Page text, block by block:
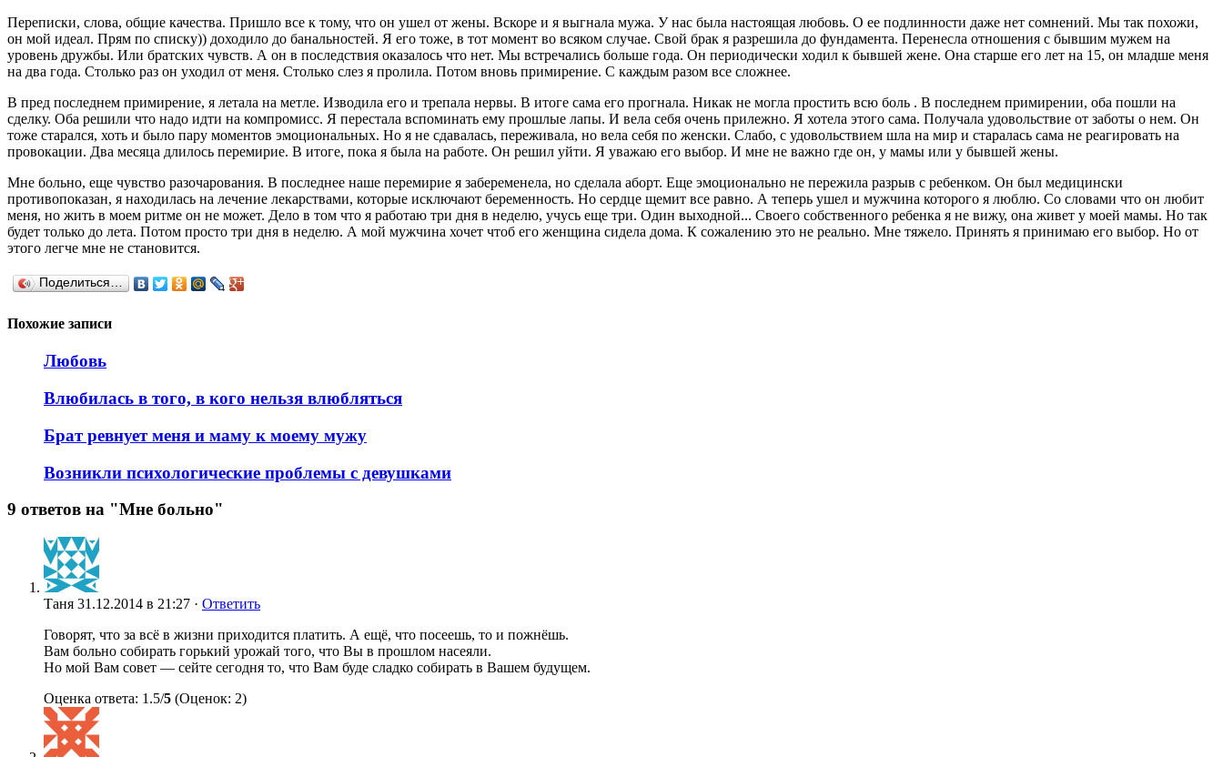
Переписки, слова, общие качества. Пришло все к тому, что он ушел от жены. Вскоре и я выгнала мужа. У нас была настоящая любовь. О ее подлинности даже нет сомнений. Мы так похожи,
он мой идеал. Прям по списку)) доходило до банальностей. Я его тоже, в тот момент во всяком случае. Свой брак я разрешила до фундамента. Перенесла отношения с бывшим мужем на
уровень дружбы. Или братских чувств. А он в последствия оказалось что нет. Мы встречались больше года. Он периодически ходил к бывшей жене. Она старше его лет на 15, он младше меня
на два года. Столько раз он уходил от меня. Столько слез я пролила. Потом вновь примирение. С каждым разом все сложнее.
В пред последнем примирение, я летала на метле. Изводила его и трепала нервы. В итоге сама его прогнала. Никак не могла простить всю боль . В последнем примирении, оба пошли на
сделку. Оба решили что надо идти на компромисс. Я перестала вспоминать ему прошлые лапы. И вела себя очень прилежно. Я хотела этого сама. Получала удовольствие от заботы о нем. Он
тоже старался, хоть и было пару моментов эмоциональных. Но я не сдавалась, переживала, но вела себя по женски. Слабо, с удовольствием шла на мир и старалась сама не реагировать на
провокации. Два месяца длилось перемирие. В итоге, пока я была на работе. Он решил уйти. Я уважаю его выбор. И мне не важно где он, у мамы или у бывшей жены.
Мне больно, еще чувство разочарования. В последнее наше перемирие я забеременела, но сделала аборт. Еще эмоционально не пережила разрыв с ребенком. Он был медицински
противопоказан, я находилась на лечение лекарствами, которые исключают беременность. Но сердце щемит все равно. А теперь ушел и мужчина которого я люблю. Со словами что он любит
меня, но жить в моем ритме он не может. Дело в том что я работаю три дня в неделю, учусь еще три. Один выходной... Своего собственного ребенка я не вижу, она живет у моей мамы. Но так
будет только до лета. Потом просто три дня в неделю. А мой мужчина хочет чтоб его женщина сидела дома. К сожалению это не реально. Мне тяжело. Принять я принимаю его выбор. Но от
этого легче мне не становится.
Поделиться…
Похожие записи
Любовь
Влюбилась в того, в кого нельзя влюбляться
Брат ревнует меня и маму к моему мужу
Возникли психологические проблемы с девушками
9 ответов на "Мне больно"
Таня 31.12.2014 в 21:27 · Ответить
Говорят, что за всё в жизни приходится платить. А ещё, что посеешь, то и пожнёшь.
Вам больно собирать горький урожай того, что Вы в прошлом насеяли.
Но мой Вам совет — сейте сегодня то, что Вам буде сладко собирать в Вашем будущем.
Оценка ответа: 1.5/5 (Оценок: 2)